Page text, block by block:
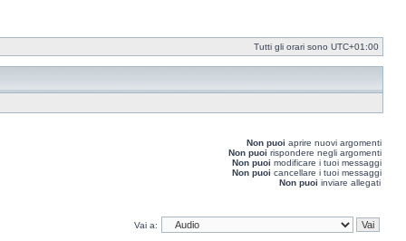
Tutti gli orari sono UTC+01:00
Non puoi aprire nuovi argomenti
Non puoi rispondere negli argomenti
Non puoi modificare i tuoi messaggi
Non puoi cancellare i tuoi messaggi
Non puoi inviare allegati
Vai a: